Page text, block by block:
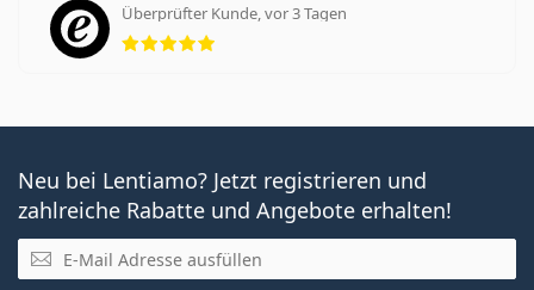
Überprüfter Kunde, vor 3 Tagen
Bewertung 5 aus 5
Neu bei Lentiamo? Jetzt registrieren und
zahlreiche Rabatte und Angebote erhalten!
E-Mail